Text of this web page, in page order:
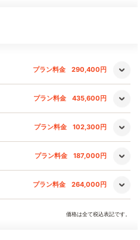
プラン料金 290,400円
プラン料金 435,600円
プラン料金 102,300円
プラン料金 187,000円
プラン料金 264,000円
価格は全て税込表記です。